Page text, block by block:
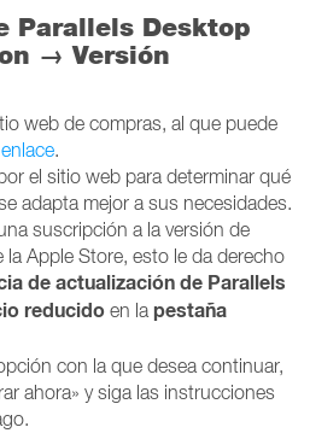
Parallels Desktop
→ Versión
web de compras, al que puede
enlace.
el sitio web para determinar qué
adapta mejor a sus necesidades.
suscripción a la versión de
la Apple Store, esto le da derecho
de actualización de Parallels
reducido en lapestaña
con la que desea continuar,
ahora» y siga las instrucciones